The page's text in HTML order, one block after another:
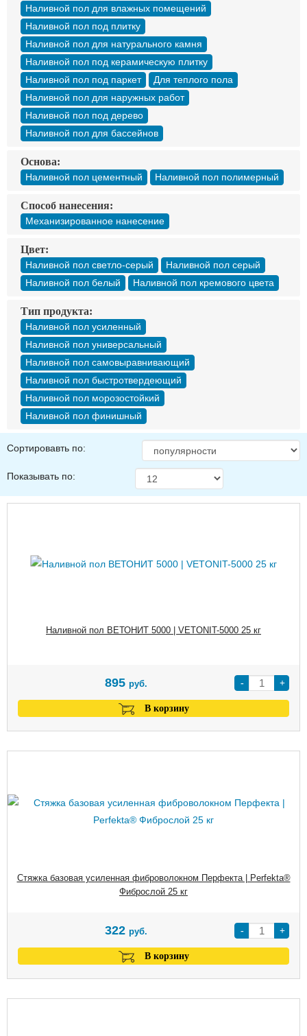
Наливной пол для влажных помещений
Наливной пол под плитку
Наливной пол для натурального камня
Наливной пол под керамическую плитку
Наливной пол под паркет
Для теплого пола
Наливной пол для наружных работ
Наливной пол под дерево
Наливной пол для бассейнов
Основа:
Наливной пол цементный Наливной пол полимерный
Способ нанесения:
Механизированное нанесение
Цвет:
Наливной пол светло-серый
Наливной пол серый
Наливной пол белый
Наливной пол кремового цвета
Тип продукта:
Наливной пол усиленный
Наливной пол универсальный
Наливной пол самовыравнивающий
Наливной пол быстротвердеющий
Наливной пол морозостойкий
Наливной пол финишный
Сортировавть по:
Показывать по:
Наливной пол ВЕТОНИТ 5000 | VETONIT-5000 25 кг
- +
895 руб.
В корзину
Стяжка базовая усиленная фиброволокном Перфекта | Perfekta®
Фиброслой 25 кг
- +
322 руб.
В корзину